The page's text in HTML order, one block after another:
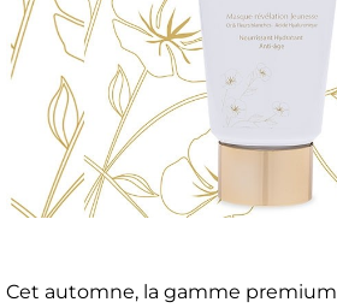
Cet automne, la gamme premium